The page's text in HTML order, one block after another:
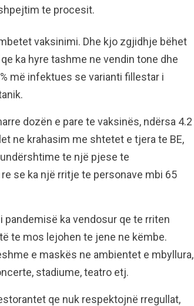
te procesit.
vaksinimi. Dhe kjo zgjidhje bëhet
ka hyre tashme ne vendin tone dhe
më infektues se varianti fillestar i
dozën e pare te vaksinës, ndërsa 4.2
ne krahasim me shtetet e tjera te BE,
te një pjese te
se ka një rritje te personave mbi 65
ka vendosur qe te rriten
te mos lejohen te jene ne këmbe.
e maskës ne ambientet e mbyllura,
stadiume, teatro etj.
qe nuk respektojnë rregullat,